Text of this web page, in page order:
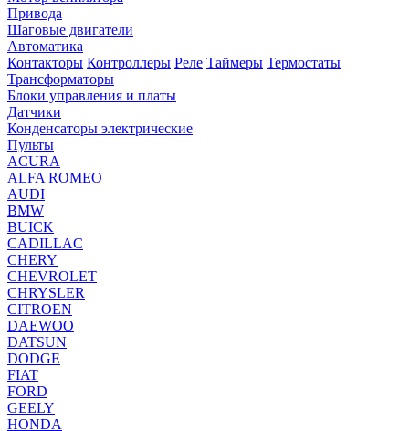
Привода
Шаговые двигатели
Автоматика
Контакторы Контроллеры Реле Таймеры Термостаты
Трансформаторы
Блоки управления и платы
Датчики
Конденсаторы электрические
Пульты
ACURA
ALFA ROMEO
AUDI
BMW
BUICK
CADILLAC
CHERY
CHEVROLET
CHRYSLER
CITROEN
DAEWOO
DATSUN
DODGE
FIAT
FORD
GEELY
HONDA